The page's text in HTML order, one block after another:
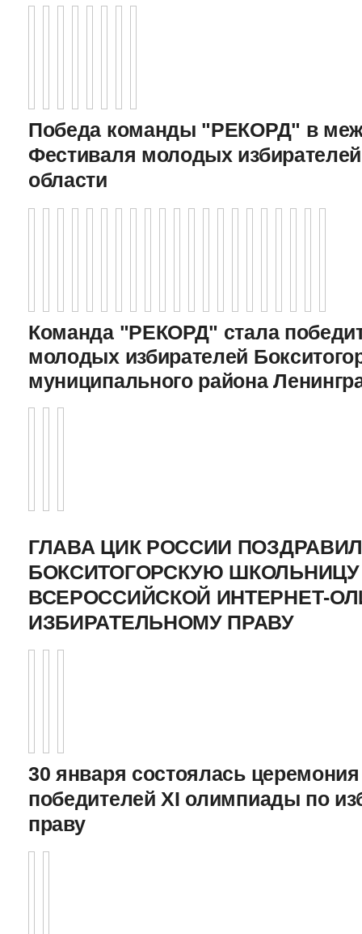
Победа команды "РЕКОРД" в
Фестиваля молодых
области
Команда "РЕКОРД" стала
молодых избирателей
муниципального района
ГЛАВА ЦИК РОССИИ
БОКСИТОГОРСКУЮ
ВСЕРОССИЙСКОЙ ИНТЕРНЕТ-
ИЗБИРАТЕЛЬНОМУ ПРАВУ
30 января состоялась
победителей XI олимпиады по
праву